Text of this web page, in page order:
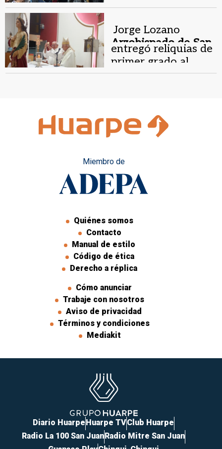
Arzobispado de San
Juan.
Jorge Lozano
entregó reliquias de
primer grado al
Centro
Miembro de
Quiénes somos
Contacto
Manual de estilo
Código de ética
Derecho a réplica
Cómo anunciar
Trabaje con nosotros
Aviso de privacidad
Términos y condiciones
Mediakit
Diario HuarpeHuarpe TVClub Huarpe
Radio La 100 San JuanRadio Mitre San Juan